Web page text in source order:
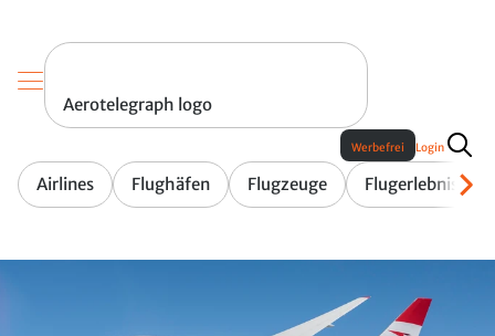
Aerotelegraph logo
Airlines Flughäfen Flugzeuge Flugerlebnis
Werbefrei Login